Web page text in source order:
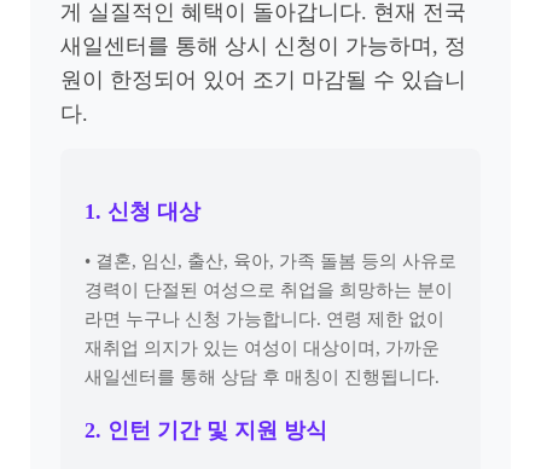
게 실질적인 혜택이 돌아갑니다. 현재 전국
새일센터를 통해 상시 신청이 가능하며, 정
원이 한정되어 있어 조기 마감될 수 있습니
다.
1. 신청 대상
• 결혼, 임신, 출산, 육아, 가족 돌봄 등의 사유로
경력이 단절된 여성으로 취업을 희망하는 분이
라면 누구나 신청 가능합니다. 연령 제한 없이
재취업 의지가 있는 여성이 대상이며, 가까운
새일센터를 통해 상담 후 매칭이 진행됩니다.
2. 인턴 기간 및 지원 방식